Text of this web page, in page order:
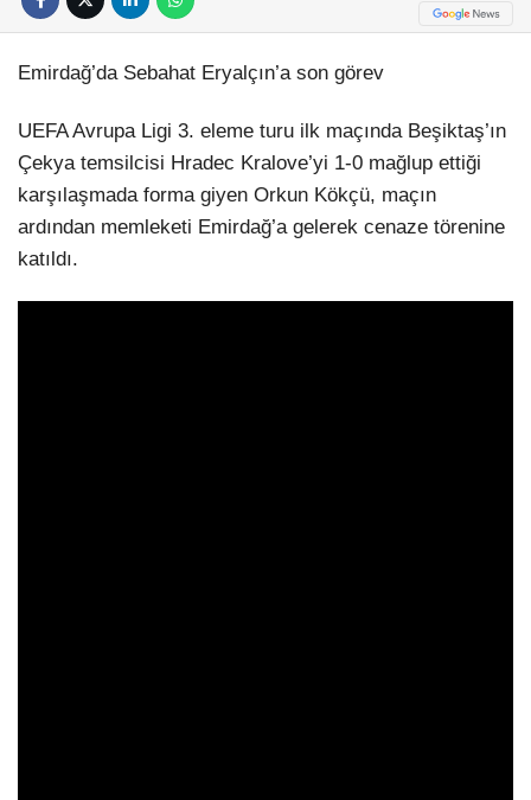
Emirdağ’da Sebahat Eryalçın’a son görev
UEFA Avrupa Ligi 3. eleme turu ilk maçında Beşiktaş’ın
Çekya temsilcisi Hradec Kralove’yi 1-0 mağlup ettiği
karşılaşmada forma giyen Orkun Kökçü, maçın
ardından memleketi Emirdağ’a gelerek cenaze törenine
katıldı.